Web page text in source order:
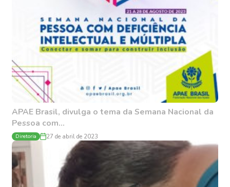
APAE Brasil, divulga o tema da Semana Nacional da
Pessoa com...
Diretoria 27 de abril de 2023